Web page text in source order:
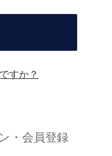
すか？
・会員登録